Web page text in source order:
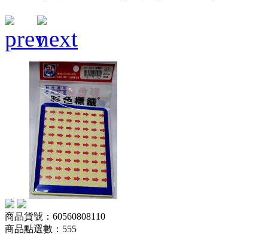
商品貨號：60560808110
商品點選數：555